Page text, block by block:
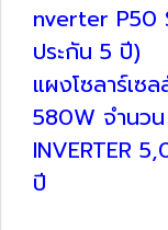
nverter P50
ประกัน 5 ปี)
แผงโซลาร์เซ
580W จำนว
INVERTER
ปี